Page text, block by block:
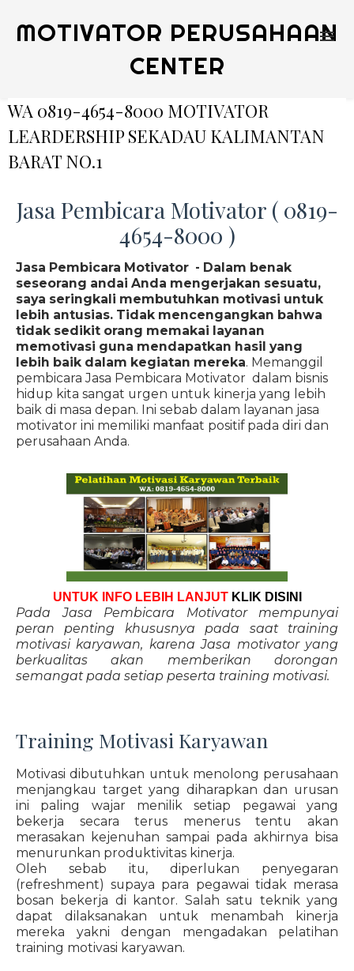
MOTIVATOR PERUSAHAAN
CENTER
WA 0819-4654-8000 MOTIVATOR
LEARDERSHIP SEKADAU KALIMANTAN
BARAT NO.1
Jasa Pembicara Motivator ( 0819-
4654-8000 )
Jasa Pembicara Motivator - Dalam benak
seseorang andai Anda mengerjakan sesuatu,
saya seringkali membutuhkan motivasi untuk
lebih antusias. Tidak mencengangkan bahwa
tidak sedikit orang memakai layanan
memotivasi guna mendapatkan hasil yang
lebih baik dalam kegiatan mereka. Memanggil
pembicara Jasa Pembicara Motivator dalam bisnis
hidup kita sangat urgen untuk kinerja yang lebih
baik di masa depan. Ini sebab dalam layanan jasa
motivator ini memiliki manfaat positif pada diri dan
perusahaan Anda.
UNTUK INFO LEBIH LANJUT KLIK DISINI
Pada Jasa Pembicara Motivator mempunyai
peran penting khususnya pada saat training
motivasi karyawan, karena Jasa motivator yang
berkualitas akan memberikan dorongan
semangat pada setiap peserta training motivasi.
Training Motivasi Karyawan
Motivasi dibutuhkan untuk menolong perusahaan
menjangkau target yang diharapkan dan urusan
ini paling wajar menilik setiap pegawai yang
bekerja secara terus menerus tentu akan
merasakan kejenuhan sampai pada akhirnya bisa
menurunkan produktivitas kinerja.
Oleh sebab itu, diperlukan penyegaran
(refreshment) supaya para pegawai tidak merasa
bosan bekerja di kantor. Salah satu teknik yang
dapat dilaksanakan untuk menambah kinerja
mereka yakni dengan mengadakan pelatihan
training motivasi karyawan.